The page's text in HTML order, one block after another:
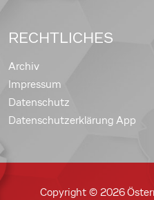
RECHTLICHES
Archiv
Impressum
Datenschutz
Datenschutzerklärung App
Copyright © 2026